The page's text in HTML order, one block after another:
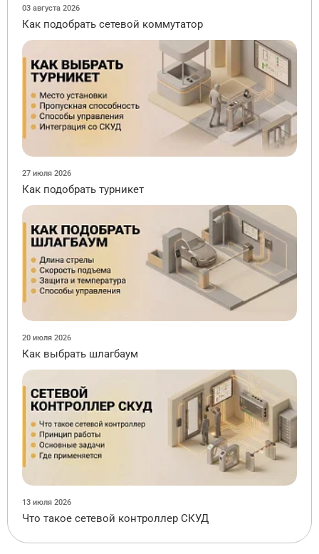
03 августа 2026
Как подобрать сетевой коммутатор
27 июля 2026
Как подобрать турникет
20 июля 2026
Как выбрать шлагбаум
13 июля 2026
Что такое сетевой контроллер СКУД